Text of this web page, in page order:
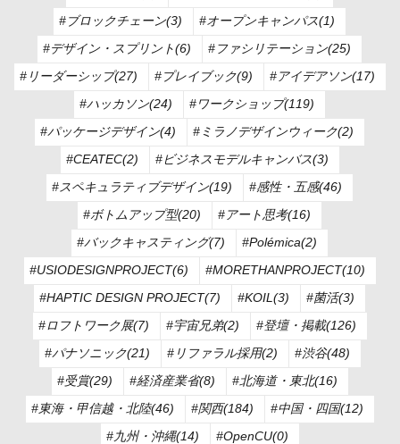
#ブロックチェーン(3)
#オープンキャンパス(1)
#デザイン・スプリント(6)
#ファシリテーション(25)
#リーダーシップ(27)
#プレイブック(9)
#アイデアソン(17)
#ハッカソン(24)
#ワークショップ(119)
#パッケージデザイン(4)
#ミラノデザインウィーク(2)
#CEATEC(2)
#ビジネスモデルキャンバス(3)
#スペキュラティブデザイン(19)
#感性・五感(46)
#ボトムアップ型(20)
#アート思考(16)
#バックキャスティング(7)
#Polémica(2)
#USIODESIGNPROJECT(6)
#MORETHANPROJECT(10)
#HAPTIC DESIGN PROJECT(7)
#KOIL(3)
#菌活(3)
#ロフトワーク展(7)
#宇宙兄弟(2)
#登壇・掲載(126)
#パナソニック(21)
#リファラル採用(2)
#渋谷(48)
#受賞(29)
#経済産業省(8)
#北海道・東北(16)
#東海・甲信越・北陸(46)
#関西(184)
#中国・四国(12)
#九州・沖縄(14)
#OpenCU(0)